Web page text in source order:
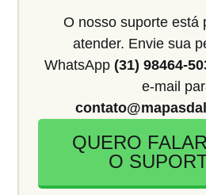
O nosso suporte está
atender. Envie sua
WhatsApp (31) 98464-
e-mail
QUERO
O